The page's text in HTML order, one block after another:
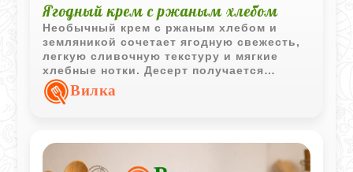
Ягодный крем с ржаным хлебом
Необычный крем с ржаным хлебом и
земляникой сочетает ягодную свежесть,
легкую сливочную текстуру и мягкие
хлебные нотки. Десерт получается
насыщенным, ароматным и очень уютным
по вкусу.
Вилка